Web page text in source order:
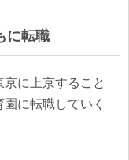
に転職
に上京すること
に転職していく